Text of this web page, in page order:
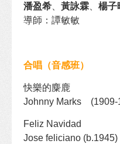
潘盈希
黃詠霖 楊子
導師：譚敏敏
合唱（音感班）
快樂的麋鹿
Johnny Marks (1909-
Feliz Navidad
Jose feliciano (b.1945)